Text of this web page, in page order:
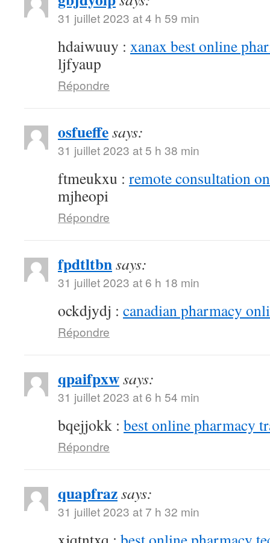
31 juillet 2023 at 4 h 59 min
hdaiwuuy : xanax best online
ljfyaup
Répondre
osfueffesays:
31 juillet 2023 at 5 h 38 min
ftmeukxu : remote consultation
mjheopi
Répondre
fpdtltbnsays:
31 juillet 2023 at 6 h 18 min
ockdjydj : canadian pharmacy
Répondre
qpaifpxwsays:
31 juillet 2023 at 6 h 54 min
bqejjokk : best online pharmacy
Répondre
quapfrazsays:
31 juillet 2023 at 7 h 32 min